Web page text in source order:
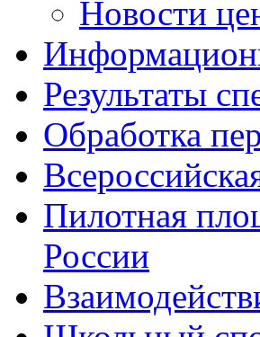
Новости
Результаты
Обработка
Пилотная
России